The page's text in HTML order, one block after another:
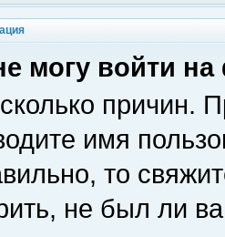
могу войти
причин.
имя
то
не был ли